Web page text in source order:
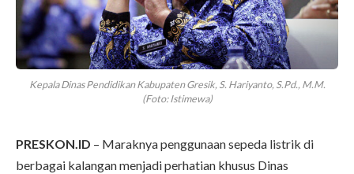
Kepala Dinas Pendidikan Kabupaten Gresik, S. Hariyanto, S.Pd., M.M.
(Foto: Istimewa)
PRESKON.ID – Maraknya penggunaan sepeda listrik di
berbagai kalangan menjadi perhatian khusus Dinas